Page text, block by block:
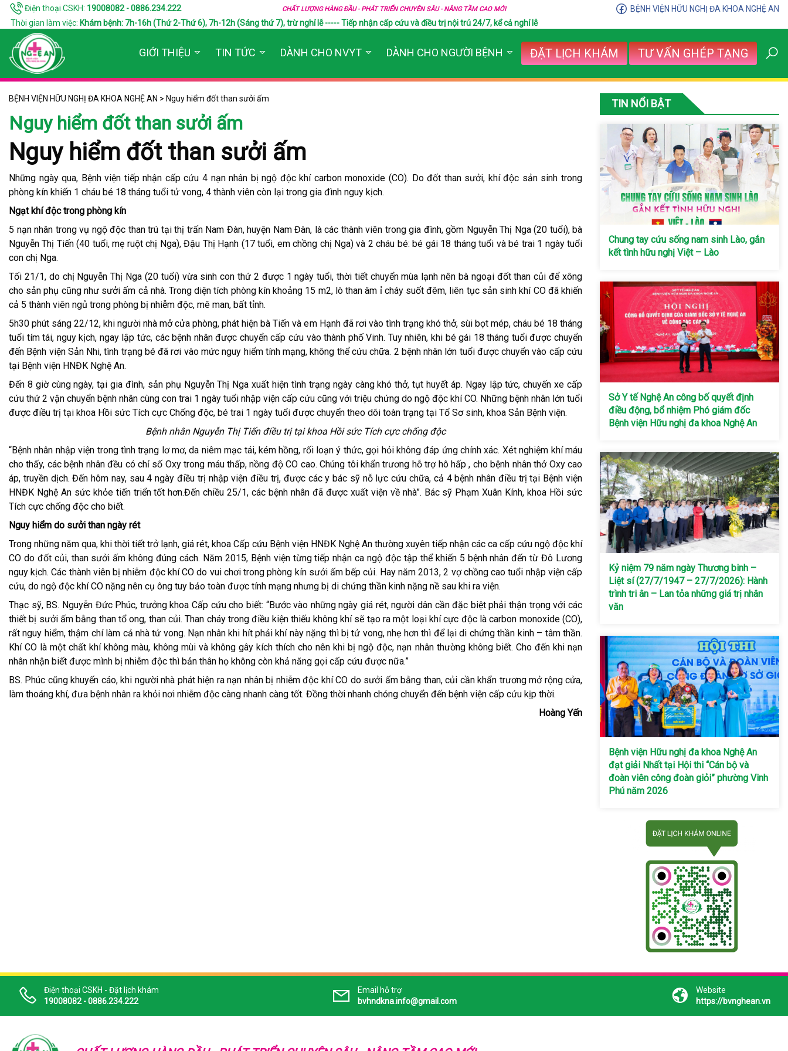
Điện thoại CSKH: 19008082 - 0886.234.222 CHẤT LƯỢNG HÀNG ĐẦU - PHÁT TRIỂN CHUYÊN SÂU - NÂNG TẦM CAO MỚI
BỆNH VIỆN HỮU NGHỊ ĐA KHOA NGHỆ AN
Thời gian làm việc: Khám bệnh: 7h-16h (Thứ 2-Thứ 6), 7h-12h (Sáng thứ 7), trừ nghỉ lễ ----- Tiếp nhận cấp cứu và điều trị nội trú 24/7, kể cả nghỉ lễ
GIỚI THIỆU TIN TỨC DÀNH CHO NVYT DÀNH CHO NGƯỜI BỆNH ĐẶT LỊCH KHÁM TƯ VẤN GHÉP TẠNG
BỆNH VIỆN HỮU NGHỊ ĐA KHOA NGHỆ AN > Nguy hiểm đốt than sưởi ấm
Nguy hiểm đốt than sưởi ấm
Nguy hiểm đốt than sưởi ấm
Những ngày qua, Bệnh viện tiếp nhận cấp cứu 4 nạn nhân bị ngộ độc khí carbon monoxide (CO). Do đốt than sưởi, khí độc sản sinh trong
phòng kín khiến 1 cháu bé 18 tháng tuổi tử vong, 4 thành viên còn lại trong gia đình nguy kịch.
Ngạt khí độc trong phòng kín
5 nạn nhân trong vụ ngộ độc than trú tại thị trấn Nam Đàn, huyện Nam Đàn, là các thành viên trong gia đình, gồm Nguyễn Thị Nga (20 tuổi), bà
Nguyễn Thị Tiến (40 tuổi, mẹ ruột chị Nga), Đậu Thị Hạnh (17 tuổi, em chồng chị Nga) và 2 cháu bé: bé gái 18 tháng tuổi và bé trai 1 ngày tuổi
con chị Nga.
Tối 21/1, do chị Nguyễn Thị Nga (20 tuổi) vừa sinh con thứ 2 được 1 ngày tuổi, thời tiết chuyển mùa lạnh nên bà ngoại đốt than củi để xông
cho sản phụ cũng như sưởi ấm cả nhà. Trong diện tích phòng kín khoảng 15 m2, lò than âm ỉ cháy suốt đêm, liên tục sản sinh khí CO đã khiến
cả 5 thành viên ngủ trong phòng bị nhiễm độc, mê man, bất tỉnh.
5h30 phút sáng 22/12, khi người nhà mở cửa phòng, phát hiện bà Tiến và em Hạnh đã rơi vào tình trạng khó thở, sùi bọt mép, cháu bé 18 tháng
tuổi tím tái, nguy kịch, ngay lập tức, các bệnh nhân được chuyển cấp cứu vào thành phố Vinh. Tuy nhiên, khi bé gái 18 tháng tuổi được chuyển
đến Bệnh viện Sản Nhi, tình trạng bé đã rơi vào mức nguy hiểm tính mạng, không thể cứu chữa. 2 bệnh nhân lớn tuổi được chuyển vào cấp cứu
tại Bệnh viện HNĐK Nghệ An.
Đến 8 giờ cùng ngày, tại gia đình, sản phụ Nguyễn Thị Nga xuất hiện tình trạng ngày càng khó thở, tụt huyết áp. Ngay lập tức, chuyến xe cấp
cứu thứ 2 vận chuyển bệnh nhân cùng con trai 1 ngày tuổi nhập viện cấp cứu cũng với triệu chứng do ngộ độc khí CO. Những bệnh nhân lớn tuổi
được điều trị tại khoa Hồi sức Tích cực Chống độc, bé trai 1 ngày tuổi được chuyển theo dõi toàn trạng tại Tổ Sơ sinh, khoa Sản Bệnh viện.
Bệnh nhân Nguyễn Thị Tiến điều trị tại khoa Hồi sức Tích cực chống độc
“Bệnh nhân nhập viện trong tình trạng lơ mơ, da niêm mạc tái, kém hồng, rối loạn ý thức, gọi hỏi không đáp ứng chính xác. Xét nghiệm khí máu
cho thấy, các bệnh nhân đều có chỉ số Oxy trong máu thấp, nồng độ CO cao. Chúng tôi khẩn trương hỗ trợ hô hấp , cho bệnh nhân thở Oxy cao
áp, truyền dịch. Đến hôm nay, sau 4 ngày điều trị nhập viện điều trị, được các y bác sỹ nỗ lực cứu chữa, cả 4 bệnh nhân điều trị tại Bệnh viện
HNĐK Nghệ An sức khỏe tiến triển tốt hơn.Đến chiều 25/1, các bệnh nhân đã được xuất viện về nhà”. Bác sỹ Phạm Xuân Kính, khoa Hồi sức
Tích cực chống độc cho biết.
Nguy hiểm do sưởi than ngày rét
Trong những năm qua, khi thời tiết trở lạnh, giá rét, khoa Cấp cứu Bệnh viện HNĐK Nghệ An thường xuyên tiếp nhận các ca cấp cứu ngộ độc khí
CO do đốt củi, than sưởi ấm không đúng cách. Năm 2015, Bệnh viện từng tiếp nhận ca ngộ độc tập thể khiến 5 bệnh nhân đến từ Đô Lương
nguy kịch. Các thành viên bị nhiễm độc khí CO do vui chơi trong phòng kín sưởi ấm bếp củi. Hay năm 2013, 2 vợ chồng cao tuổi nhập viện cấp
cứu, do ngộ độc khí CO nặng nên cụ ông tuy bảo toàn được tính mạng nhưng bị di chứng thần kinh nặng nề sau khi ra viện.
Thạc sỹ, BS. Nguyễn Đức Phúc, trưởng khoa Cấp cứu cho biết: “Bước vào những ngày giá rét, người dân cần đặc biệt phải thận trọng với các
thiết bị sưởi ấm bằng than tổ ong, than củi. Than cháy trong điều kiện thiếu không khí sẽ tạo ra một loại khí cực độc là carbon monoxide (CO),
rất nguy hiểm, thậm chí làm cả nhà tử vong. Nạn nhân khi hít phải khí này nặng thì bị tử vong, nhẹ hơn thì để lại di chứng thần kinh – tâm thần.
Khí CO là một chất khí không màu, không mùi và không gây kích thích cho nên khi bị ngộ độc, nạn nhân thường không biết. Cho đến khi nạn
nhân nhận biết được mình bị nhiễm độc thì bản thân họ không còn khả năng gọi cấp cứu được nữa.”
BS. Phúc cũng khuyến cáo, khi người nhà phát hiện ra nạn nhân bị nhiễm độc khí CO do sưởi ấm bằng than, củi cần khẩn trương mở rộng cửa,
làm thoáng khí, đưa bệnh nhân ra khỏi nơi nhiễm độc càng nhanh càng tốt. Đồng thời nhanh chóng chuyển đến bệnh viện cấp cứu kịp thời.
Hoàng Yến
TIN NỔI BẬT
Chung tay cứu sống nam sinh Lào, gắn
kết tình hữu nghị Việt – Lào
Sở Y tế Nghệ An công bố quyết định
điều động, bổ nhiệm Phó giám đốc
Bệnh viện Hữu nghị đa khoa Nghệ An
Kỷ niệm 79 năm ngày Thương binh –
Liệt sí (27/7/1947 – 27/7/2026): Hành
trình tri ân – Lan tỏa những giá trị nhân
văn
Bệnh viện Hữu nghị đa khoa Nghệ An
đạt giải Nhất tại Hội thi “Cán bộ và
đoàn viên công đoàn giỏi” phường Vinh
Phú năm 2026
Điện thoại CSKH - Đặt lịch khám
19008082 - 0886.234.222
Email hỗ trợ
bvhndkna.info@gmail.com
Website
https://bvnghean.vn